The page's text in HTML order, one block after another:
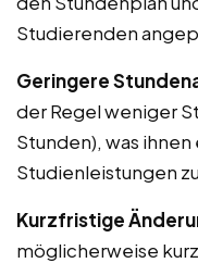
Studierenden
Geringere
der Regel weniger
Stunden), was
Studienleistungen
Kurzfristige
möglicherweise